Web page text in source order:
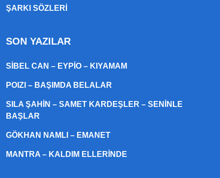
ŞARKI SÖZLERI
SON YAZILAR
SIBEL CAN – EYPIO – KIYAMAM
POIZI – BAŞIMDA BELALAR
SILA ŞAHIN – SAMET KARDEŞLER – SENINLE
BAŞLAR
GÖKHAN NAMLI – EMANET
MANTRA – KALDIM ELLERINDE